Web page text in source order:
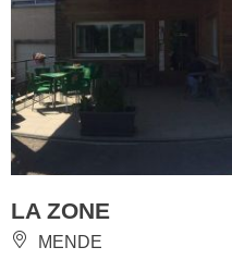
LA ZONE
MENDE